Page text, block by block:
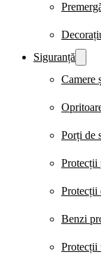
Siguranță
Camere
Porți de
Protecții
Protecții
Benzi
Protecții